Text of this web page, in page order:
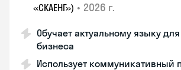
«СКАЕНГ») • 2026 г.
Обучает актуальному языку
бизнеса
Использует коммуникативный